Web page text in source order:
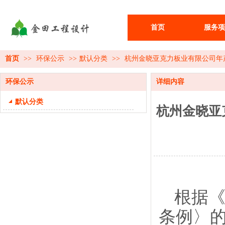
首页 服务
首页 >> 环保公示 >> 默认分类 >> 杭州金晓亚克力板业有限公司
环保公示
默认分类
详细内容
杭州金晓亚
根据
条例〉